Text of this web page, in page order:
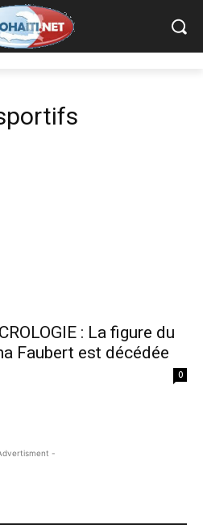
: La figure du
Faubert est décédée
0
-